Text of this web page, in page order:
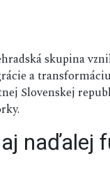
skupina
a
Slovenskej
naďalej